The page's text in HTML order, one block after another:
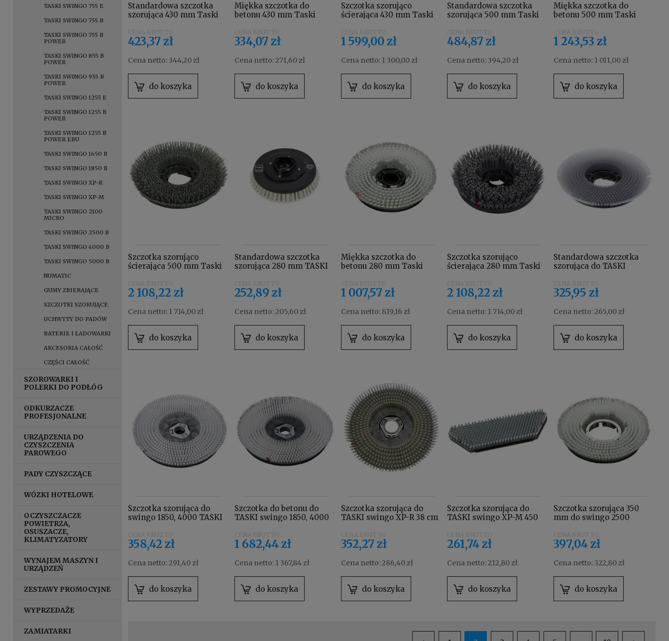
TASKI SWINGO 755 E
TASKI SWINGO 755 B
TASKI SWINGO 755 B
POWER
TASKI SWINGO 855 B
POWER
TASKI SWINGO 955 B
POWER
TASKI SWINGO 1255 E
TASKI SWINGO 1255 B
POWER
TASKI SWINGO 1255 B
POWER EBU
TASKI SWINGO 1650 B
TASKI SWINGO 1850 B
TASKI SWINGO XP-R
TASKI SWINGO XP-M
TASKI SWINGO 2100
MICRO
TASKI SWINGO 2500 B
TASKI SWINGO 4000 B
TASKI SWINGO 5000 B
NUMATIC
GUMY ZBIERAJĄCE
SZCZOTKI SZORUJĄCE
UCHWYTY DO PADÓW
BATERIE I ŁADOWARKI
AKCESORIA CAŁOŚĆ
CZĘŚCI CAŁOŚĆ
SZOROWARKI I
POLERKI DO PODŁÓG
ODKURZACZE
PROFESJONALNE
URZĄDZENIA DO
CZYSZCZENIA
PAROWEGO
PADY CZYSZCZĄCE
WÓZKI HOTELOWE
OCZYSZCZACZE
POWIETRZA,
OSUSZACZE,
KLIMATYZATORY
WYNAJEM MASZYN I
URZĄDZEŃ
ZESTAWY PROMOCYJNE
WYPRZEDAŻE
ZAMIATARKI
Standardowa szczotka
szorująca 430 mm Taski
423,37 zł
Cena netto: 344,20 zł
do koszyka
Miękka szczotka do
betonu 430 mm Taski
334,07 zł
Cena netto:271,60 zł
do koszyka
Szczotka szorująco
ścierająca 430 mm Taski
1 599,00 zł
Cena netto: 1 300,00 zł
do koszyka
Standardowa szczotka
szorująca 500 mm Taski
484,87 zł
Cena netto: 394,20 zł
do koszyka
Miękka szczotka do
betonu 500 mm Taski
1 243,53 zł
Cena netto: 1 011,00 zł
do koszyka
Szczotka szorująco
ścierająca 500 mm Taski
2 108,22 zł
Cena netto: 1 714,00 zł
do koszyka
Standardowa szczotka
szorująca 280 mm TASKI
252,89 zł
Cena netto:205,60 zł
do koszyka
Miękka szczotka do
betonu 280 mm Taski
1 007,57 zł
Cena netto: 819,16 zł
do koszyka
Szczotka szorująco
ścierająca 280 mm Taski
2 108,22 zł
Cena netto: 1 714,00 zł
do koszyka
Standardowa szczotka
szorująca do TASKI
325,95 zł
Cena netto:265,00 zł
do koszyka
Szczotka szorująca do
swingo 1850, 4000 TASKI
358,42 zł
Cena netto:291,40 zł
do koszyka
Szczotka do betonu do
TASKI swingo 1850, 4000
1 682,44 zł
Cena netto: 1 367,84 zł
do koszyka
Szczotka szorująca do
TASKI swingo XP-R 38 cm
352,27 zł
Cena netto:286,40 zł
do koszyka
Szczotka szorująca do
TASKI swingo XP-M 450
261,74 zł
Cena netto:212,80 zł
do koszyka
Szczotka szorująca 350
mm do swingo 2500
397,04 zł
Cena netto: 322,80 zł
do koszyka